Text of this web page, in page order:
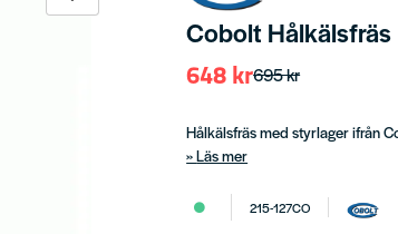
Cobolt Hålkälsfräs
695 kr
648 kr
Hålkälsfräs med styrlager ifrån
Läs mer
215-127CO